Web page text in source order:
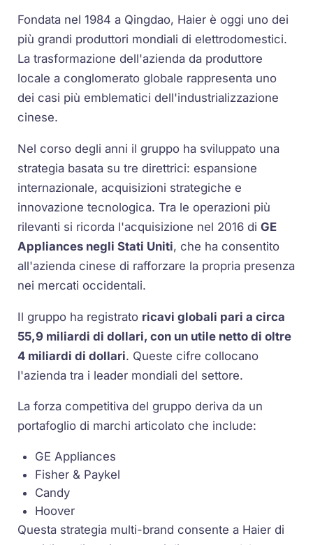
Fondata nel 1984 a Qingdao, Haier è oggi uno dei
più grandi produttori mondiali di elettrodomestici.
La trasformazione dell'azienda da produttore
locale a conglomerato globale rappresenta uno
dei casi più emblematici dell'industrializzazione
cinese.
Nel corso degli anni il gruppo ha sviluppato una
strategia basata su tre direttrici: espansione
internazionale, acquisizioni strategiche e
innovazione tecnologica. Tra le operazioni più
rilevanti si ricorda l'acquisizione nel 2016 diGE
Appliances negli Stati Uniti, che ha consentito
all'azienda cinese di rafforzare la propria presenza
nei mercati occidentali.
Il gruppo ha registrato ricavi globali pari a circa
55,9 miliardi di dollari, con un utile netto di oltre
4 miliardi di dollari. Queste cifre collocano
l'azienda tra i leader mondiali del settore.
La forza competitiva del gruppo deriva da un
portafoglio di marchi articolato che include:
GE Appliances
Fisher & Paykel
Candy
Hoover
Questa strategia multi-brand consente a Haier di